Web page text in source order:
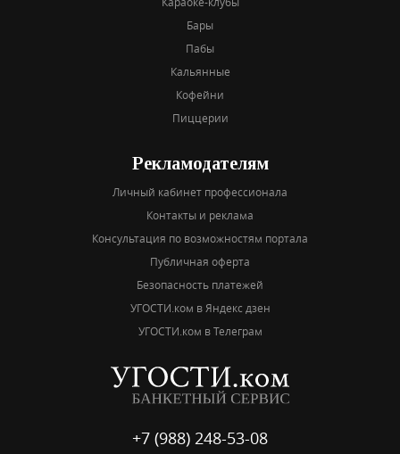
Бары
Пабы
Кальянные
Кофейни
Пиццерии
Рекламодателям
Личный кабинет профессионала
Контакты и реклама
Консультация по возможностям портала
Публичная оферта
Безопасность платежей
УГОСТИ.ком в Яндекс дзен
УГОСТИ.ком в Телеграм
+7 (988) 248-53-08